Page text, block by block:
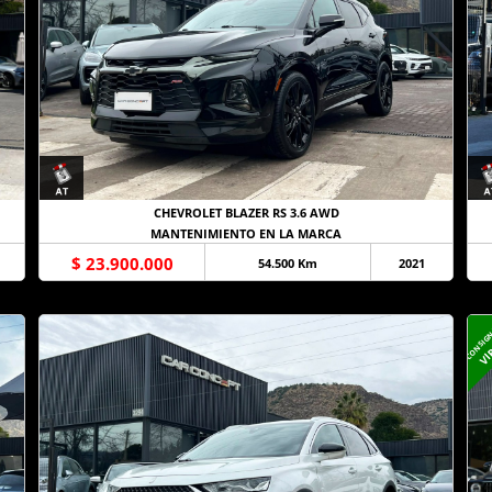
CHEVROLET BLAZER RS 3.6 AWD
MANTENIMIENTO EN LA MARCA
$ 23.900.000 54.500 Km 2021